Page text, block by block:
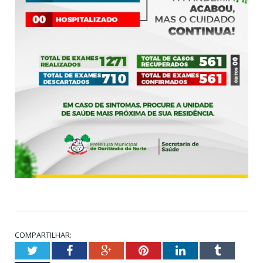
COMPARTILHAR:
TwitterFacebookGoogle+PinterestLinkedInTumblr